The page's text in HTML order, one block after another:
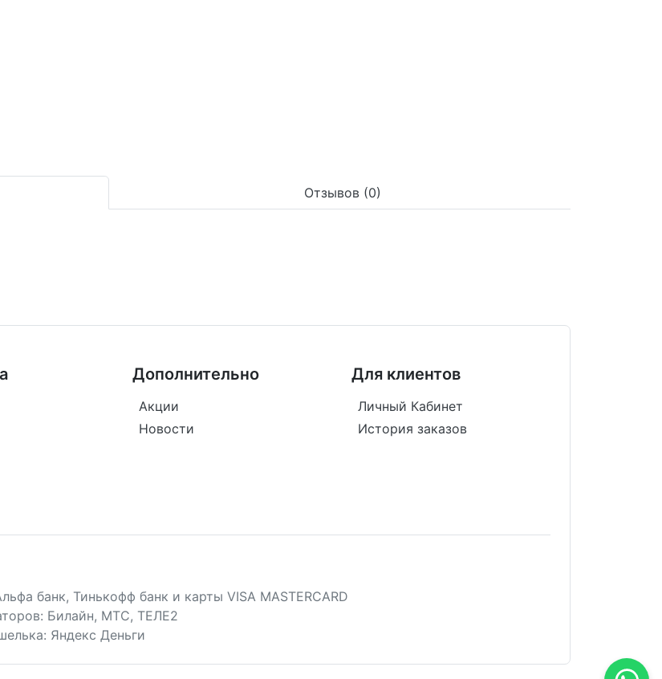
Отзывов (0)
Дополнительно
Акции
Новости
Для клиентов
Личный Кабинет
История заказов
банк, Тинькофф банк и карты VISA MASTERCARD
Билайн, МТС, ТЕЛЕ2
Яндекс Деньги